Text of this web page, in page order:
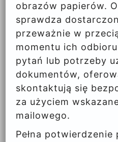
obrazów papierów.
sprawdza
przeważnie w
momentu ich
pytań lub potrzeby
dokumentów,
skontaktują się
za użyciem
mailowego.
Pełna potwierdzenie